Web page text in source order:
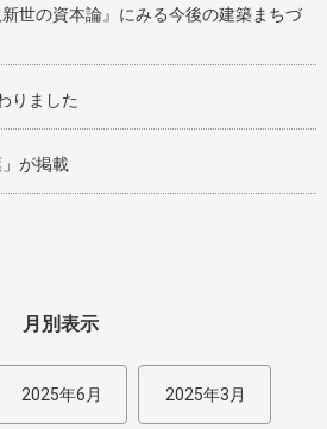
世の資本論』にみる今後の建築まちづ
りました
が掲載
月別表示
2025年6月 2025年3月